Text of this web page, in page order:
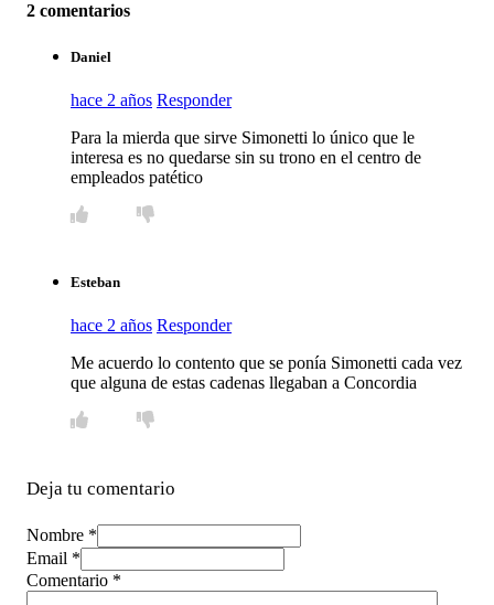
2 comentarios
Daniel
hace 2 años Responder
Para la mierda que sirve Simonetti lo único que le
interesa es no quedarse sin su trono en el centro de
empleados patético
Esteban
hace 2 años Responder
Me acuerdo lo contento que se ponía Simonetti cada vez
que alguna de estas cadenas llegaban a Concordia
Deja tu comentario
Nombre *
Email *
Comentario *